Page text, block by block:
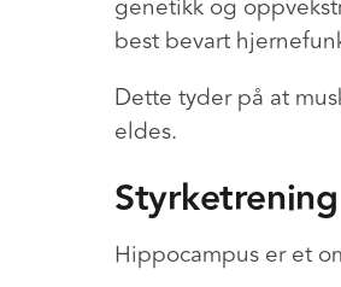
best bevart
Dette tyder på at
eldes.
Hippocampus er et